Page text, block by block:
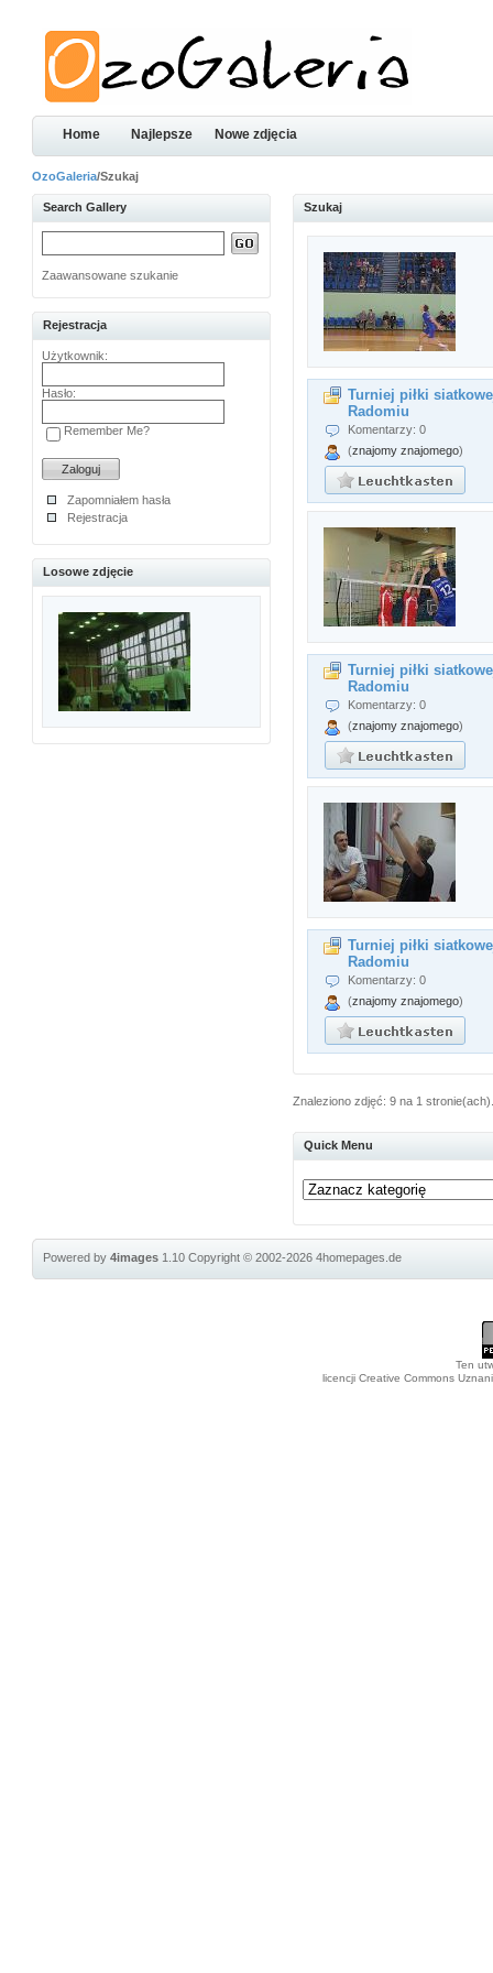
Home Najlepsze Nowe zdjęcia
OzoGaleria/Szukaj
Search Gallery
Zaawansowane szukanie
Rejestracja
Użytkownik:
Hasło:
Remember Me?
Zapomniałem hasła
Rejestracja
Losowe zdjęcie
Szukaj
Turniej piłki
Radomiu
Komentarzy: 0
(znajomy znajomego)
Turniej piłki
Radomiu
Komentarzy: 0
(znajomy znajomego)
Turniej piłki
Radomiu
Komentarzy: 0
(znajomy znajomego)
Znaleziono zdjęć: 9 na 1
Quick Menu
Powered by4images 1.10Copyright © 2002-20264homepages.de
Ten
licencji Creative Commons